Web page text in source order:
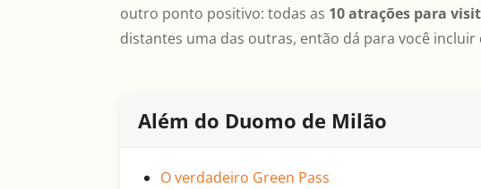
outro ponto positivo: todas as 10 atrações para
distantes uma das outras, então dá para você
Além do Duomo de Milão
O verdadeiro Green Pass